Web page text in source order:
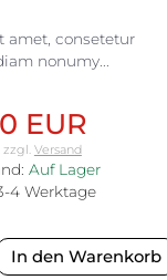
amet, consetetur
nonumy...
EUR
zzgl. Versand
Auf Lager
4 Werktage